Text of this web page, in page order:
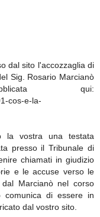
dal sito l'accozzaglia di
Sig. Rosario Marcianò
qui:
cos-e-la-
la vostra una testata
presso il Tribunale di
chiamati in giudizio
e le accuse verso le
Marcianò nel corso
comunica di essere in
dal vostro sito.